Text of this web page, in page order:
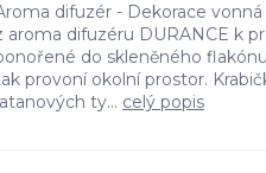
difuzér - Dekorace
aroma difuzéru DURANCE k
do skleněného
provoní okolní prostor.
ty... celý popis